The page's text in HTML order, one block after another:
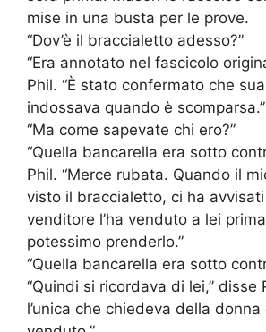
mise in una busta per le prove.
“Dov’è il braccialetto adesso?”
“Era annotato nel fascicolo
Phil. “È stato confermato che
indossava quando è scomparsa.”
“Ma come sapevate chi ero?”
“Quella bancarella era sotto
Phil. “Merce rubata. Quando il
visto il braccialetto, ci ha
venditore l’ha venduto a lei
potessimo prenderlo.”
“Quella bancarella era sotto
“Quindi si ricordava di lei,” disse
l’unica che chiedeva della donna